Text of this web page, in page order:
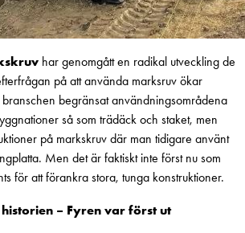
har genomgått en radikal utveckling de
på att använda marksruv ökar
begränsat användningsområdena
så som trädäck och staket, men
på markskruv där man tidigare använt
Men det är faktiskt inte först nu som
för att förankra stora, tunga konstruktioner.
– Fyren var först ut